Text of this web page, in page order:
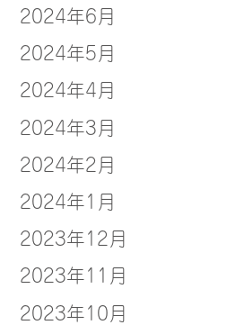
2024年6月
2024年5月
2024年4月
2024年3月
2024年2月
2024年1月
2023年12月
2023年11月
2023年10月